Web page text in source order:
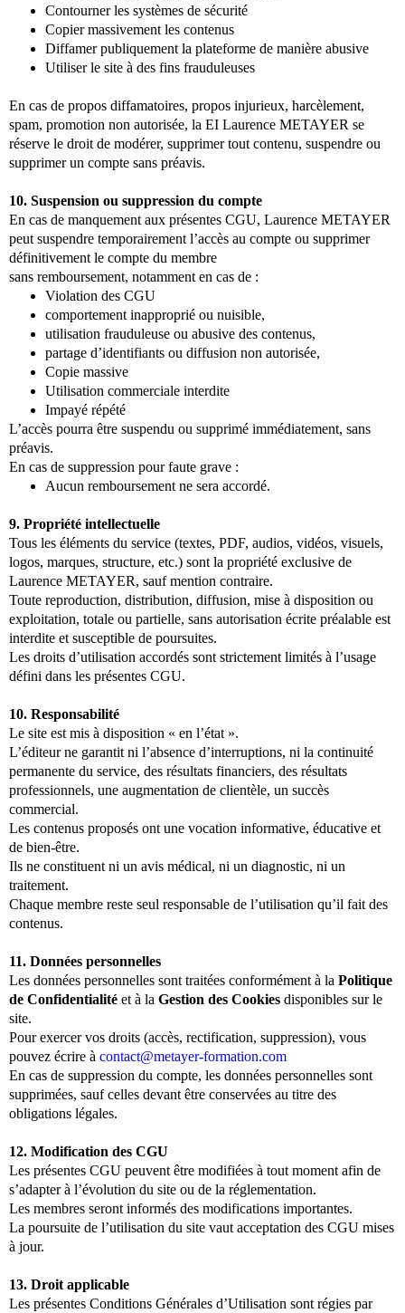
Contourner les systèmes de sécurité
Copier massivement les contenus
Diffamer publiquement la plateforme de manière abusive
Utiliser le site à des fins frauduleuses
En cas de propos diffamatoires, propos injurieux, harcèlement,
spam, promotion non autorisée, la EI Laurence METAYER se
réserve le droit de modérer, supprimer tout contenu, suspendre ou
supprimer un compte sans préavis.
10. Suspension ou suppression du compte
En cas de manquement aux présentes CGU, Laurence METAYER
peut suspendre temporairement l’accès au compte ou supprimer
définitivement le compte du membre
sans remboursement, notamment en cas de :
Violation des CGU
comportement inapproprié ou nuisible,
utilisation frauduleuse ou abusive des contenus,
partage d’identifiants ou diffusion non autorisée,
Copie massive
Utilisation commerciale interdite
Impayé répété
L’accès pourra être suspendu ou supprimé immédiatement, sans
préavis.
En cas de suppression pour faute grave :
Aucun remboursement ne sera accordé.
9. Propriété intellectuelle
Tous les éléments du service (textes, PDF, audios, vidéos, visuels,
logos, marques, structure, etc.) sont la propriété exclusive de
Laurence METAYER, sauf mention contraire.
Toute reproduction, distribution, diffusion, mise à disposition ou
exploitation, totale ou partielle, sans autorisation écrite préalable est
interdite et susceptible de poursuites.
Les droits d’utilisation accordés sont strictement limités à l’usage
défini dans les présentes CGU.
10. Responsabilité
Le site est mis à disposition « en l’état ».
L’éditeur ne garantit ni l’absence d’interruptions, ni la continuité
permanente du service, des résultats financiers, des résultats
professionnels, une augmentation de clientèle, un succès
commercial.
Les contenus proposés ont une vocation informative, éducative et
de bien-être.
Ils ne constituent ni un avis médical, ni un diagnostic, ni un
traitement.
Chaque membre reste seul responsable de l’utilisation qu’il fait des
contenus.
11. Données personnelles
Les données personnelles sont traitées conformément à la Politique
de Confidentialité et à la Gestion des Cookies disponibles sur le
site.
Pour exercer vos droits (accès, rectification, suppression), vous
pouvez écrire à contact@metayer-formation.com
En cas de suppression du compte, les données personnelles sont
supprimées, sauf celles devant être conservées au titre des
obligations légales.
12. Modification des CGU
Les présentes CGU peuvent être modifiées à tout moment afin de
s’adapter à l’évolution du site ou de la réglementation.
Les membres seront informés des modifications importantes.
La poursuite de l’utilisation du site vaut acceptation des CGU mises
à jour.
13. Droit applicable
Les présentes Conditions Générales d’Utilisation sont régies par